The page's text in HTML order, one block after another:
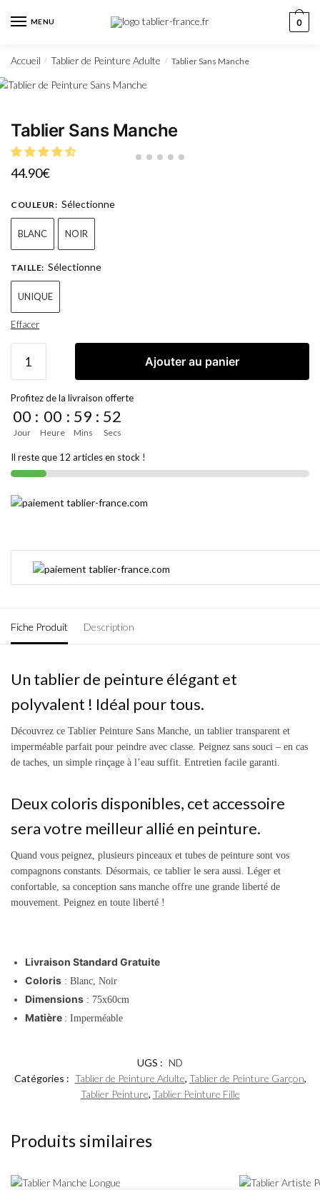
MENU 0
Accueil / Tablier de Peinture Adulte / Tablier Sans Manche
Tablier Sans Manche
44.90€
COULEUR: Sélectionne
BLANC NOIR
TAILLE: Sélectionne
UNIQUE
Effacer
Ajouter au panier
Profitez de la livraison offerte
00
Jour
: 00
Heure
: 59
Mins
: 52
Secs
Il reste que 12 articles en stock !
Fiche Produit Description
Un tablier de peinture élégant et
polyvalent ! Idéal pour tous.
Découvrez ce Tablier Peinture Sans Manche, un tablier transparent et
imperméable parfait pour peindre avec classe. Peignez sans souci – en cas
de taches, un simple rinçage à l’eau suffit. Entretien facile garanti.
Deux coloris disponibles, cet accessoire
sera votre meilleur allié en peinture.
Quand vous peignez, plusieurs pinceaux et tubes de peinture sont vos
compagnons constants. Désormais, ce tablier le sera aussi. Léger et
confortable, sa conception sans manche offre une grande liberté de
mouvement. Peignez en toute liberté !
Livraison Standard Gratuite
Coloris : Blanc, Noir
Dimensions : 75x60cm
Matière : Imperméable
UGS : ND
Catégories : Tablier de Peinture Adulte, Tablier de Peinture Garçon,
Tablier Peinture, Tablier Peinture Fille
Produits similaires